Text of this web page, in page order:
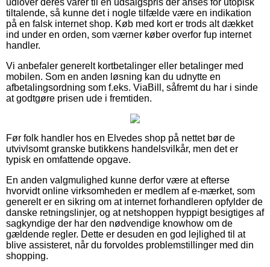
tiltalende, så kunne det i nogle tilfælde være en indikation
på en falsk internet shop. Køb med kort er trods alt dækket
ind under en orden, som værner køber overfor fup internet
handler.
Vi anbefaler generelt kortbetalinger eller betalinger med
mobilen. Som en anden løsning kan du udnytte en
afbetalingsordning som f.eks. ViaBill, såfremt du har i sinde
at godtgøre prisen ude i fremtiden.
Før folk handler hos en Elvedes shop på nettet bør de
utvivlsomt granske butikkens handelsvilkår, men det er
typisk en omfattende opgave.
En anden valgmulighed kunne derfor være at efterse
hvorvidt online virksomheden er medlem af e-mærket, som
generelt er en sikring om at internet forhandleren opfylder de
danske retningslinjer, og at netshoppen hyppigt besigtiges af
sagkyndige der har den nødvendige knowhow om de
gældende regler. Dette er desuden en god lejlighed til at
blive assisteret, når du forvoldes problemstillinger med din
shopping.